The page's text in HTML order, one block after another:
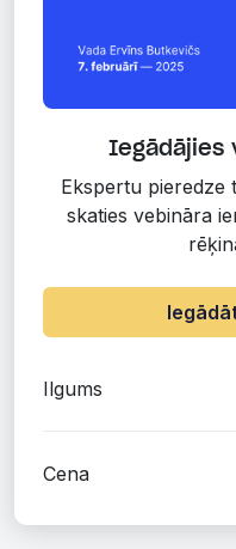
Iegādājies
Ekspertu pieredze
skaties vebināra
Ilgums
Cena